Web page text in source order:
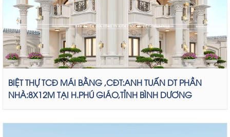
BIỆT THỰ TCĐ MÁI BẰNG ,CĐT:ANH TUẤN DT PHẦN
NHÀ:8X12M TẠI H.PHÚ GIÁO,TỈNH BÌNH DƯƠNG